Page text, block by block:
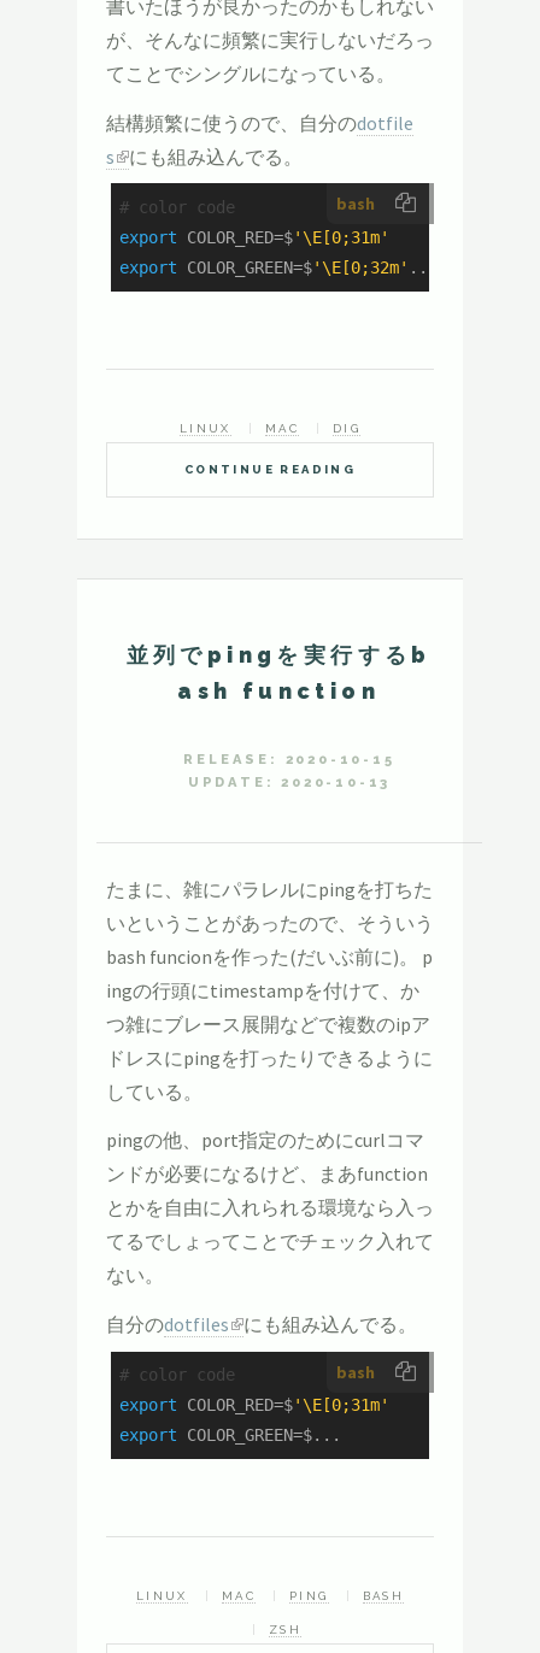
書いたほうが良かったのかもしれない
が、そんなに頻繁に実行しないだろっ
てことでシングルになっている。
結構頻繁に使うので、自分のdotfile
s
にも組み込んでる。
bash
# color code
export COLOR_RED=$'\E[0;31m'
export COLOR_GREEN=$'\E[0;32m' ...
CONTINUE READING
LINUX MAC DIG
並列でpingを実行するb
ash function
RELEASE: 2020-10-15
UPDATE: 2020-10-13
たまに、雑にパラレルにpingを打ちた
いということがあったので、そういう
bash funcionを作った(だいぶ前に)。 p
ingの行頭にtimestampを付けて、か
つ雑にブレース展開などで複数のipア
ドレスにpingを打ったりできるように
している。
pingの他、port指定のためにcurlコマ
ンドが必要になるけど、まあfunction
とかを自由に入れられる環境なら入っ
てるでしょってことでチェック入れて
ない。
自分のdotfiles にも組み込んでる。
bash
# color code
export COLOR_RED=$'\E[0;31m'
export COLOR_GREEN=$...
LINUX MAC PING BASH
ZSH